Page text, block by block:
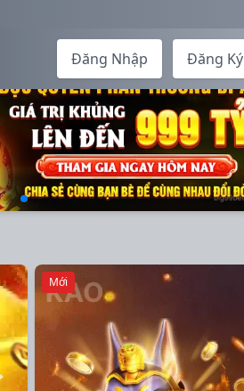
Đăng Nhập Đăng Ký
Mới